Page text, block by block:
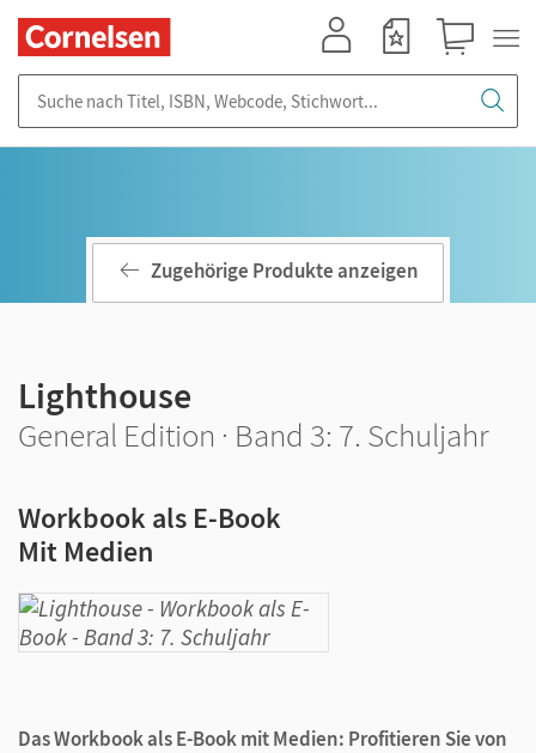
Zugehörige Produkte anzeigen
Lighthouse
General Edition · Band 3: 7. Schuljahr
Workbook als E-Book
Mit Medien
Das Workbook als E-Book mit Medien: Profitieren Sie von